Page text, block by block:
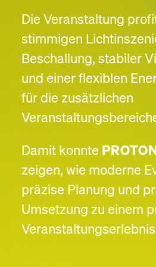
Die Veranstaltung
stimmigen
Beschallung, stabiler
und einer flexiblen
für die zusätzlichen
Damit konnte
zeigen, wie moderne
präzise Planung und
Umsetzung zu einem